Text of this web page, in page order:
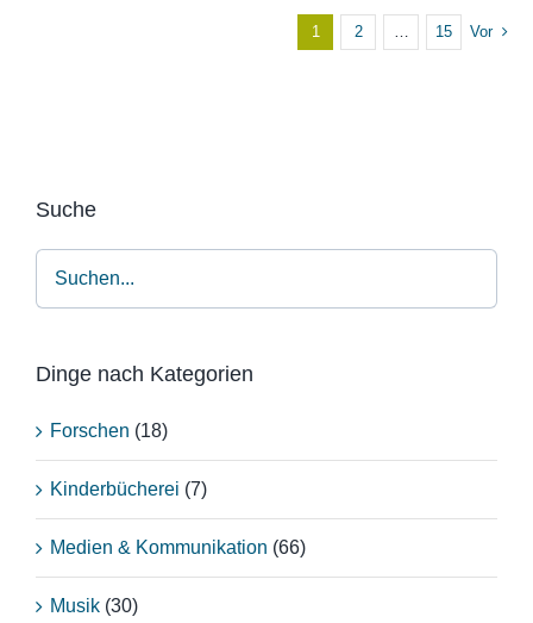
1 2 … 15 Vor
Suche
Dinge nach Kategorien
Forschen (18)
Kinderbücherei (7)
Medien & Kommunikation (66)
Musik (30)